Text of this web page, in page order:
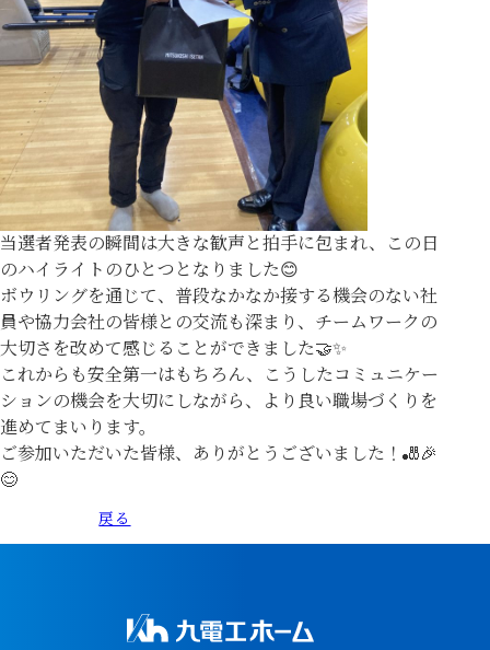
当選者発表の瞬間は大きな歓声と拍手に包まれ、この日
のハイライトのひとつとなりました😊
ボウリングを通じて、普段なかなか接する機会のない社
員や協力会社の皆様との交流も深まり、チームワークの
大切さを改めて感じることができました🤝✨
これからも安全第一はもちろん、こうしたコミュニケー
ションの機会を大切にしながら、より良い職場づくりを
進めてまいります。
ご参加いただいた皆様、ありがとうございました！🎳🎉
😊
戻る